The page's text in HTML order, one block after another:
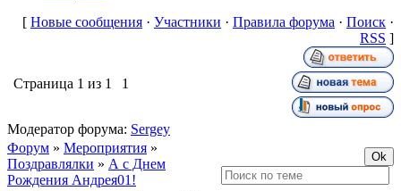
[ Новые сообщения · Участники · Правила форума · Поиск ·
RSS ]
Страница 1 из 1 1
Модератор форума: Sergey
Форум » Мероприятия »
Поздравлялки » А с Днем
Рождения Андрея01!